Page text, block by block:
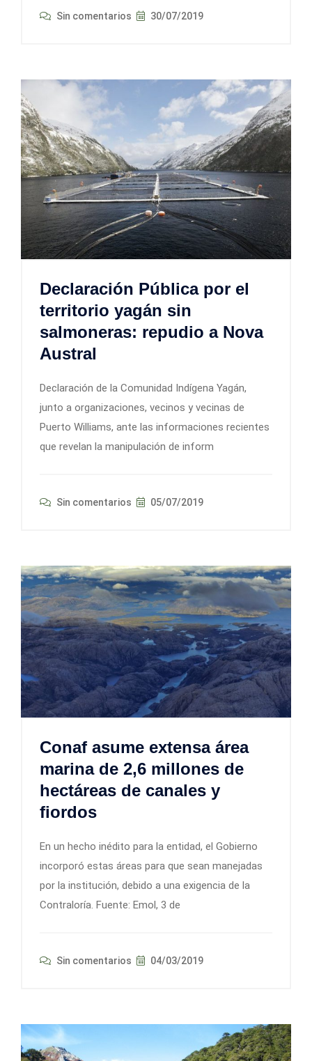
Sin comentarios 30/07/2019
Declaración Pública por el
territorio yagán sin
salmoneras: repudio a Nova
Austral
Declaración de la Comunidad Indígena Yagán,
junto a organizaciones, vecinos y vecinas de
Puerto Williams, ante las informaciones recientes
que revelan la manipulación de inform
Sin comentarios 05/07/2019
Conaf asume extensa área
marina de 2,6 millones de
hectáreas de canales y
fiordos
En un hecho inédito para la entidad, el Gobierno
incorporó estas áreas para que sean manejadas
por la institución, debido a una exigencia de la
Contraloría. Fuente: Emol, 3 de
Sin comentarios 04/03/2019